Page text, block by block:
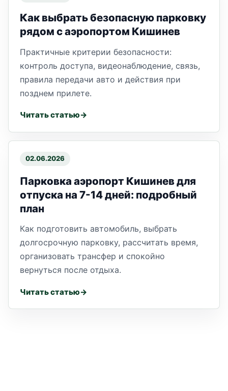
Как выбрать безопасную парковку
рядом с аэропортом Кишинев
Практичные критерии безопасности:
контроль доступа, видеонаблюдение, связь,
правила передачи авто и действия при
позднем прилете.
Читать статью
02.06.2026
Парковка аэропорт Кишинев для
отпуска на 7-14 дней: подробный
план
Как подготовить автомобиль, выбрать
долгосрочную парковку, рассчитать время,
организовать трансфер и спокойно
вернуться после отдыха.
Читать статью